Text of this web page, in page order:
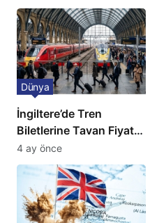
açıklama!
İngiltere’de Tren
Biletlerine Tavan Fiyat:
Ulaşımda Yeni
Düzenleme
Dünya
4 ay önce